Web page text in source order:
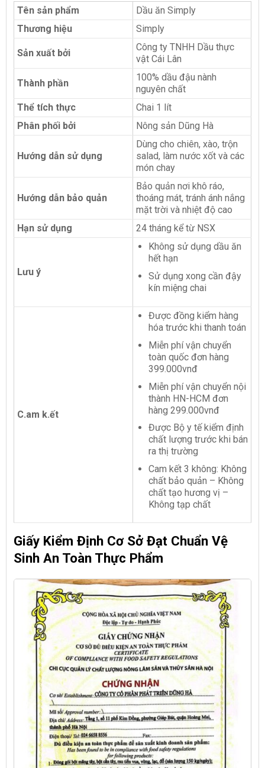
Tên sản phẩm
Dầu ăn Simply
Thương hiệu
Simply
Sản xuất bởi
Công ty TNHH Dầu thực
vật Cái Lân
Thành phần
100% dầu đậu nành
nguyên chất
Thể tích thực
Chai 1 lít
Phân phối bởi
Nông sản Dũng Hà
Hướng dẫn sử dụng
Dùng cho chiên, xào, trộn
salad, làm nước xốt và các
món chay
Hướng dẫn bảo quản
Bảo quản nơi khô ráo,
thoáng mát, tránh ánh nắng
mặt trời và nhiệt độ cao
Hạn sử dụng
24 tháng kể từ NSX
Lưu ý
Không sử dụng dầu ăn
hết hạn
Sử dụng xong cần đậy
kín miệng chai
C.am k.ết
Được đồng kiểm hàng
hóa trước khi thanh toán
Miễn phí vận chuyển
toàn quốc đơn hàng
399.000vnđ
Miễn phí vận chuyển nội
thành HN-HCM đơn
hàng 299.000vnđ
Được Bộ y tế kiểm định
chất lượng trước khi bán
ra thị trường
Cam kết 3 không: Không
chất bảo quản – Không
chất tạo hương vị –
Không tạp chất
Giấy Kiểm Định Cơ Sở Đạt Chuẩn Vệ
Sinh An Toàn Thực Phẩm